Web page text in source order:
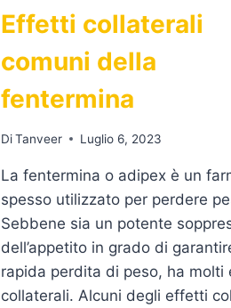
Effetti collaterali
comuni della
fentermina
Di Tanveer Luglio 6, 2023
La fentermina o adipex è un
spesso utilizzato per perdere
Sebbene sia un potente
dell’appetito in grado di
rapida perdita di peso, ha molti
collaterali. Alcuni degli effetti